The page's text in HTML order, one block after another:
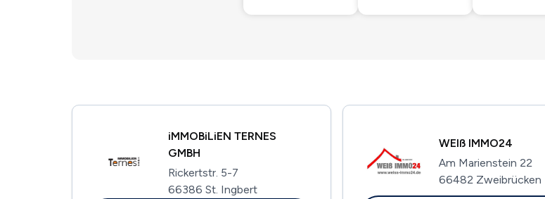
iMMOBiLiEN TERNES
GMBH
Rickertstr. 5-7
66386 St. Ingbert
WEIß IMMO24
Am Marienstein 22
66482 Zweibrücken